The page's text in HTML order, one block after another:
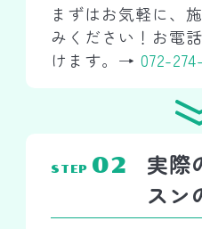
まずはお気軽に、
みください！お電
けます。→ 072-
STEP 02
実際
スン